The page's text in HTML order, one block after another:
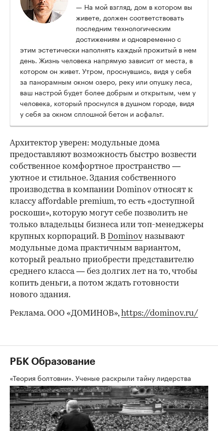
— На мой взгляд, дом в котором вы
живете, должен соответствовать
последним технологическим
достижениям и одновременно с
этим эстетически наполнять каждый прожитый в нем
день. Жизнь человека напрямую зависит от места, в
котором он живет. Утром, проснувшись, видя у себя
за панорамным окном озеро, реку или опушку леса,
ваш настрой будет более добрым и открытым, чем у
человека, который проснулся в душном городе, видя
у себя за окном сплошной бетон и асфальт.
Архитектор уверен: модульные дома
предоставляют возможность быстро возвести
собственное комфортное пространство —
уютное и стильное. Здания собственного
производства в компании Dominov относят к
классу affordable premium, то есть «доступной
роскоши», которую могут себе позволить не
только владельцы бизнеса или топ-менеджеры
крупных корпораций. В Dominov называют
модульные дома практичным вариантом,
который реально приобрести представителю
среднего класса — без долгих лет на то, чтобы
копить деньги, а потом ждать готовности
нового здания.
Реклама. ООО «ДОМИНОВ»,https://dominov.ru/
РБК Образование
«Теория болтовни». Ученые раскрыли тайну лидерства